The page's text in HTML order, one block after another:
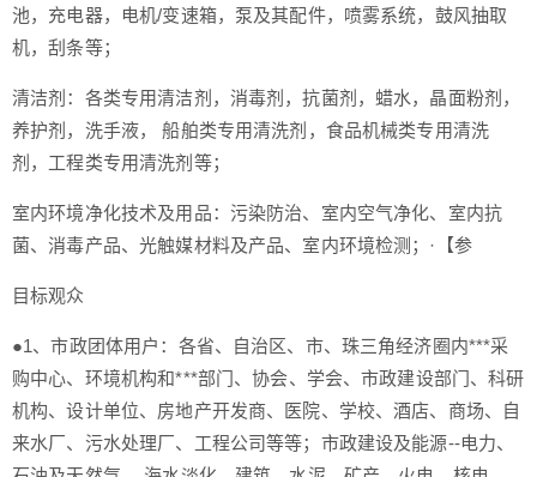
池，充电器，电机/变速箱，泵及其配件，喷雾系统，鼓风抽取
机，刮条等；
清洁剂：各类专用清洁剂，消毒剂，抗菌剂，蜡水，晶面粉剂，
养护剂，洗手液， 船舶类专用清洗剂，食品机械类专用清洗
剂，工程类专用清洗剂等；
室内环境净化技术及用品：污染防治、室内空气净化、室内抗
菌、消毒产品、光触媒材料及产品、室内环境检测；·【参
目标观众
●1、市政团体用户：各省、自治区、市、珠三角经济圈内***采
购中心、环境机构和***部门、协会、学会、市政建设部门、科研
机构、设计单位、房地产开发商、医院、学校、酒店、商场、自
来水厂、污水处理厂、工程公司等等；市政建设及能源--电力、